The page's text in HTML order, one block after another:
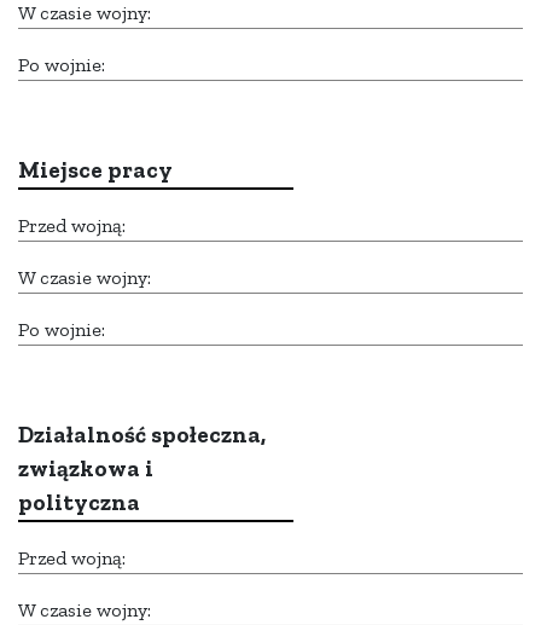
W czasie wojny:
Po wojnie:
Miejsce pracy
Przed wojną:
W czasie wojny:
Po wojnie:
Działalność społeczna,
związkowa i
polityczna
Przed wojną:
W czasie wojny: